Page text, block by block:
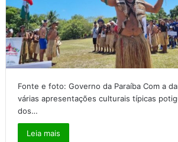
Fonte e foto: Governo da Paraíba Com a
várias apresentações culturais típicas
dos…
Leia mais